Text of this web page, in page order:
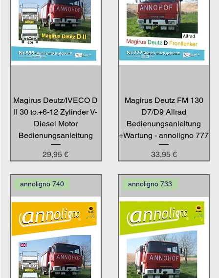
Magirus Deutz/IVECO D
II 30 to.+6-12 Zylinder V-
Diesel Motor
Bedienungsanleitung
Preis
29,95 €
Magirus Deutz FM 130
D7/D9 Allrad
Bedienungsanleitung
+Wartung - annoligno 777
Preis
33,95 €
annoligno 740 annoligno 733